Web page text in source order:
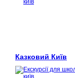
Казковий Київ